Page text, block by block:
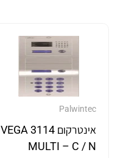
Palwintec
אינטרקום VEGA 3114
MULTI – C / N